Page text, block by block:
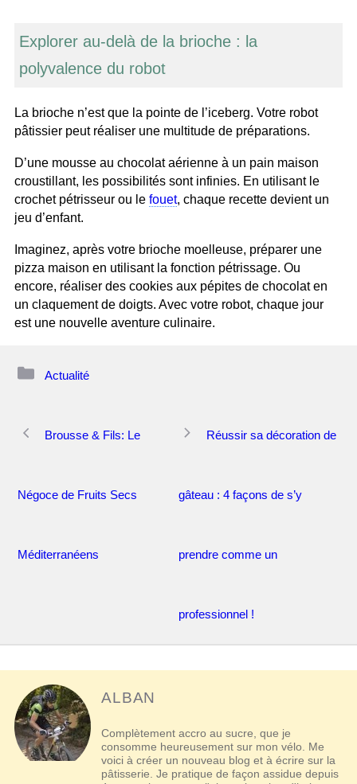
Explorer au-delà de la brioche : la
polyvalence du robot
La brioche n’est que la pointe de l’iceberg. Votre robot
pâtissier peut réaliser une multitude de préparations.
D’une mousse au chocolat aérienne à un pain maison
croustillant, les possibilités sont infinies. En utilisant le
crochet pétrisseur ou le fouet, chaque recette devient un
jeu d’enfant.
Imaginez, après votre brioche moelleuse, préparer une
pizza maison en utilisant la fonction pétrissage. Ou
encore, réaliser des cookies aux pépites de chocolat en
un claquement de doigts. Avec votre robot, chaque jour
est une nouvelle aventure culinaire.
Actualité
des
Brousse & Fils: Le
Négoce de Fruits Secs
Méditerranéens
Réussir sa décoration de
gâteau : 4 façons de s’y
prendre comme un
professionnel !
ALBAN
Complètement accro au sucre, que je
consomme heureusement sur mon vélo. Me
voici à créer un nouveau blog et à écrire sur la
pâtisserie. Je pratique de façon assidue depuis